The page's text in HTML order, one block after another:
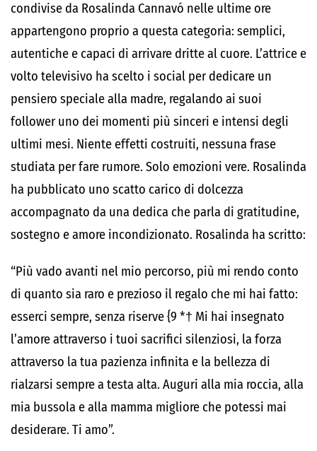
condivise da Rosalinda Cannavó nelle ultime ore
appartengono proprio a questa categoria: semplici,
autentiche e capaci di arrivare dritte al cuore. L’attrice e
volto televisivo ha scelto i social per dedicare un
pensiero speciale alla madre, regalando ai suoi
follower uno dei momenti più sinceri e intensi degli
ultimi mesi. Niente effetti costruiti, nessuna frase
studiata per fare rumore. Solo emozioni vere. Rosalinda
ha pubblicato uno scatto carico di dolcezza
accompagnato da una dedica che parla di gratitudine,
sostegno e amore incondizionato. Rosalinda ha scritto:
“Più vado avanti nel mio percorso, più mi rendo conto
di quanto sia raro e prezioso il regalo che mi hai fatto:
esserci sempre, senza riserve {9 *† Mi hai insegnato
l’amore attraverso i tuoi sacrifici silenziosi, la forza
attraverso la tua pazienza infinita e la bellezza di
rialzarsi sempre a testa alta. Auguri alla mia roccia, alla
mia bussola e alla mamma migliore che potessi mai
desiderare. Ti amo”.